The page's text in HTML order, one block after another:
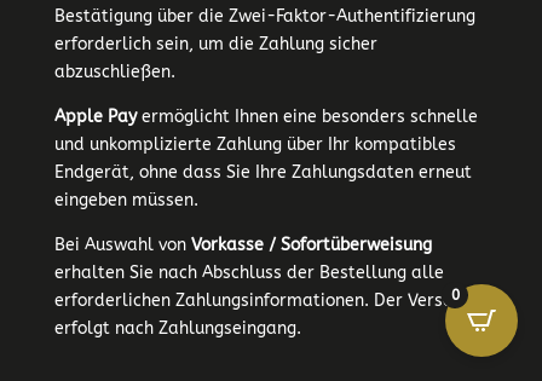
Bestätigung über die Zwei-Faktor-Authentifizierung
erforderlich sein, um die Zahlung sicher
abzuschließen.
Apple Payermöglicht Ihnen eine besonders schnelle
und unkomplizierte Zahlung über Ihr kompatibles
Endgerät, ohne dass Sie Ihre Zahlungsdaten erneut
eingeben müssen.
Bei Auswahl von Vorkasse / Sofortüberweisung
erhalten Sie nach Abschluss der Bestellung alle
erforderlichen Zahlungsinformationen. Der Versand
erfolgt nach Zahlungseingang.
0